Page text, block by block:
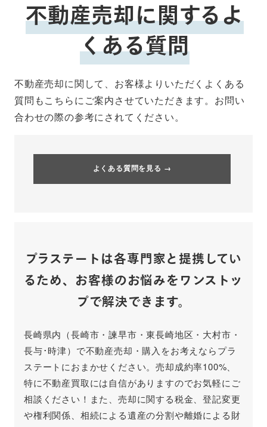
不動産売却に関するよ
くある質問
不動産売却に関して、お客様よりいただくよくある
質問もこちらにご案内させていただきます。お問い
合わせの際の参考にされてください。
よくある質問を見る →
プラステートは各専門家と提携してい
るため、 お客様のお悩みをワンストッ
プで解決できます。
長崎県内（長崎市・諫早市・東長崎地区・大村市・
長与･時津）で不動産売却・購入をお考えならプラ
ステートにおまかせください。売却成約率100%、
特に不動産買取には自信がありますのでお気軽にご
相談ください！また、売却に関する税金、登記変更
や権利関係、相続による遺産の分割や離婚による財